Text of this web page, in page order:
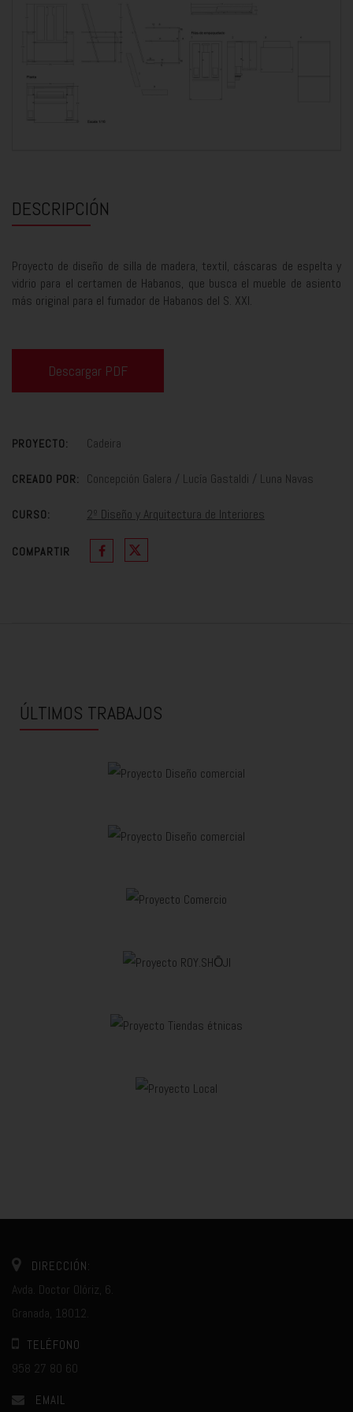
DESCRIPCIÓN
Proyecto de diseño de silla de madera, textil, cáscaras de espelta y
vidrio para el certamen de Habanos, que busca el mueble de asiento
más original para el fumador de Habanos del S. XXI.
Descargar PDF
PROYECTO: Cadeira
CREADO POR: Concepción Galera / Lucía Gastaldi / Luna Navas
CURSO: 2º Diseño y Arquitectura de Interiores
COMPARTIR
ÚLTIMOS TRABAJOS
DIRECCIÓN:
Avda. Doctor Olóriz, 6.
Granada, 18012.
TELÉFONO
958 27 80 60
EMAIL